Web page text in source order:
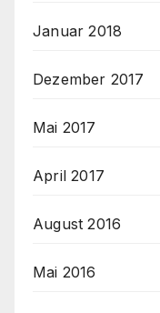
Januar 2018
Dezember 2017
Mai 2017
April 2017
August 2016
Mai 2016